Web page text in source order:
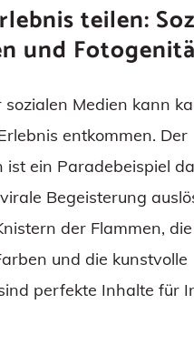
teilen:
und
Medien kann
entkommen. Der
ist ein Paradebeispiel
Begeisterung
der Flammen, die
und die kunstvolle
perfekte Inhalte für